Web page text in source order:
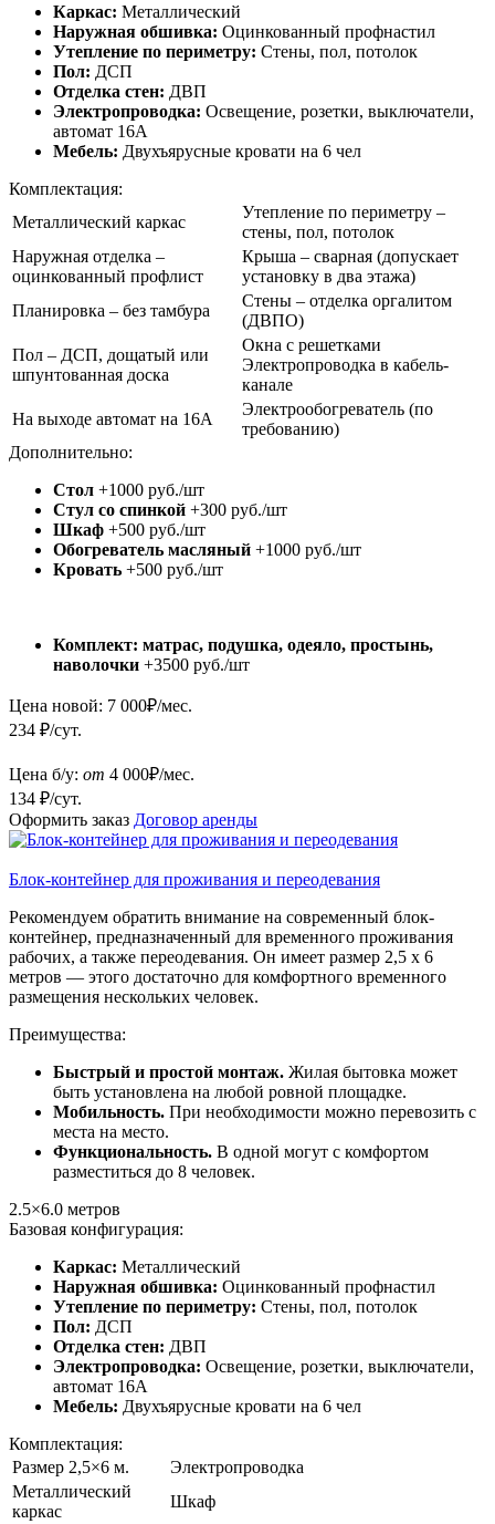
Каркас: Металлический
Наружная обшивка: Оцинкованный профнастил
Утепление по периметру: Стены, пол, потолок
Пол: ДСП
Отделка стен: ДВП
Электропроводка: Освещение, розетки, выключатели,
автомат 16А
Мебель: Двухъярусные кровати на 6 чел
Комплектация:
Металлический каркас
Утепление по периметру –
стены, пол, потолок
Наружная отделка –
оцинкованный профлист
Крыша – сварная (допускает
установку в два этажа)
Планировка – без тамбура
Стены – отделка оргалитом
(ДВПО)
Пол – ДСП, дощатый или
шпунтованная доска
Окна с решетками
Электропроводка в кабель-
канале
На выходе автомат на 16А
Электрообогреватель (по
требованию)
Дополнительно:
Стол +1000 руб./шт
Стул со спинкой +300 руб./шт
Шкаф +500 руб./шт
Обогреватель масляный +1000 руб./шт
Кровать +500 руб./шт
Комплект: матрас, подушка, одеяло, простынь,
наволочки +3500 руб./шт
Цена новой: 7 000₽/мес.
234 ₽/сут.
Цена б/у: от 4 000₽/мес.
134 ₽/сут.
Оформить заказ Договор аренды
Блок-контейнер для проживания и переодевания
Рекомендуем обратить внимание на современный блок-
контейнер, предназначенный для временного проживания
рабочих, а также переодевания. Он имеет размер 2,5 х 6
метров — этого достаточно для комфортного временного
размещения нескольких человек.
Преимущества:
Быстрый и простой монтаж. Жилая бытовка может
быть установлена на любой ровной площадке.
Мобильность. При необходимости можно перевозить с
места на место.
Функциональность. В одной могут с комфортом
разместиться до 8 человек.
2.5×6.0 метров
Базовая конфигурация:
Каркас: Металлический
Наружная обшивка: Оцинкованный профнастил
Утепление по периметру: Стены, пол, потолок
Пол: ДСП
Отделка стен: ДВП
Электропроводка: Освещение, розетки, выключатели,
автомат 16А
Мебель: Двухъярусные кровати на 6 чел
Комплектация:
Размер 2,5×6 м.
Электропроводка
Металлический
каркас
Шкаф